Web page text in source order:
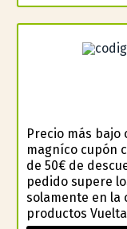
Precio más bajo
magnífico
de 50€ de
pedido supere
solamente en la
productos